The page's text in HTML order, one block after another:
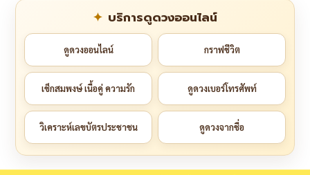
บริการดูดวงออนไลน์
ดูดวงออนไลน์ กราฟชีวิต
เช็กสมพงษ์ เนื้อคู่ ความรัก ดูดวงเบอร์โทรศัพท์
วิเคราะห์เลขบัตรประชาชน ดูดวงจากชื่อ